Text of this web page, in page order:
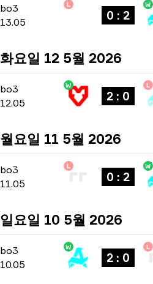
bo3 Group Stage
bo3
13.05
L
0 : 2
W
화요일 12 5월 2026
bo3 Group Stage-bo3
12.05
W
2 : 0
L
월요일 11 5월 2026
bo3 Group Stage
bo3
11.05
L
0 : 2
W
일요일 10 5월 2026
bo3 Group Stage-
bo3
10.05
W
2 : 0
L